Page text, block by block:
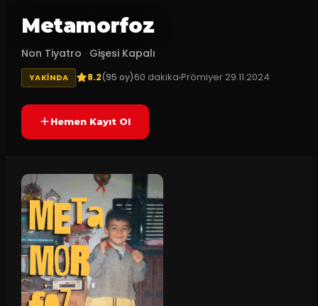
Metamorfoz
Non Tiyatro · Gişesi Kapalı
YAKINDA 8.2(95 oy)60 dakikaPrömiyer 29.11.2024
Hemen Kayıt Ol